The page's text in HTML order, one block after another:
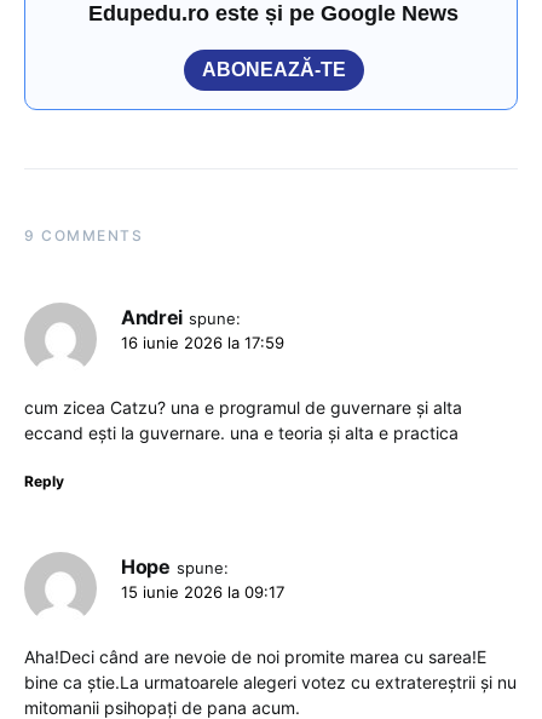
Edupedu.ro este și pe Google News
ABONEAZĂ-TE
9 COMMENTS
Andrei spune:
16 iunie 2026 la 17:59
cum zicea Catzu? una e programul de guvernare și alta
eccand ești la guvernare. una e teoria și alta e practica
Reply
Hope spune:
15 iunie 2026 la 09:17
Aha!Deci când are nevoie de noi promite marea cu sarea!E
bine ca știe.La urmatoarele alegeri votez cu extratereștrii și nu
mitomanii psihopați de pana acum.